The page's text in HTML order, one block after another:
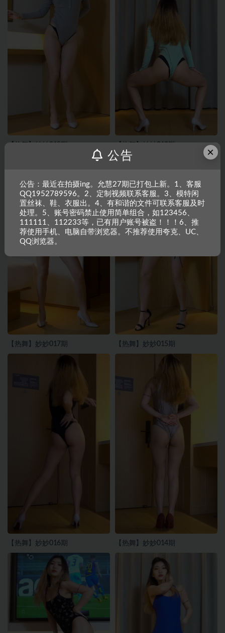
【热舞】妙妙017期 【热舞】妙妙015期
【热舞】妙妙016期 【热舞】妙妙014期
×
公告
公告：最近在拍摄ing。允慧27期已打包上新。1、客服
QQ1952789596。2、定制视频联系客服。3、模特闲
置丝袜、鞋、衣服出。4、有和谐的文件可联系客服及时
处理。5、账号密码禁止使用简单组合，如123456、
111111、112233等，已有用户账号被盗！！！6、推
荐使用手机、电脑自带浏览器。不推荐使用夸克、UC、
QQ浏览器。